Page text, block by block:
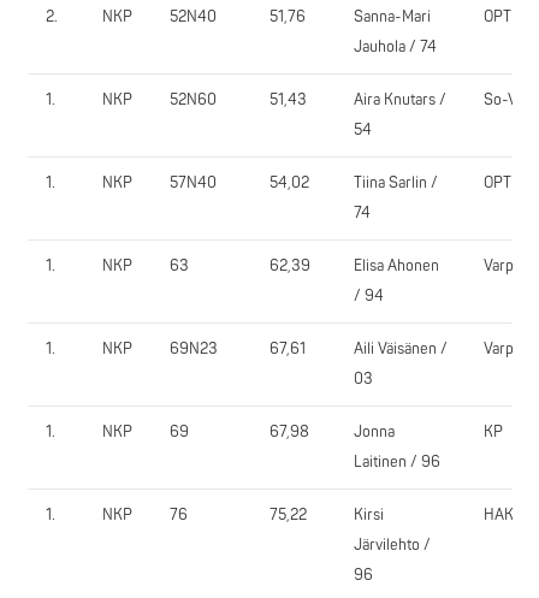
2. NKP 52N40 51,76
Sanna-Mari
Jauhola / 74
OPT
1. NKP 52N60 51,43
Aira Knutars /
54
So-Vi
1. NKP 57N40 54,02
Tiina Sarlin /
74
OPT
1. NKP 63 62,39
Elisa Ahonen
/ 94
VarpVi
1. NKP 69N23 67,61
Aili Väisänen /
03
VarpVi
1. NKP 69 67,98
Jonna
Laitinen / 96
KP
1. NKP 76 75,22
Kirsi
Järvilehto /
96
HAK